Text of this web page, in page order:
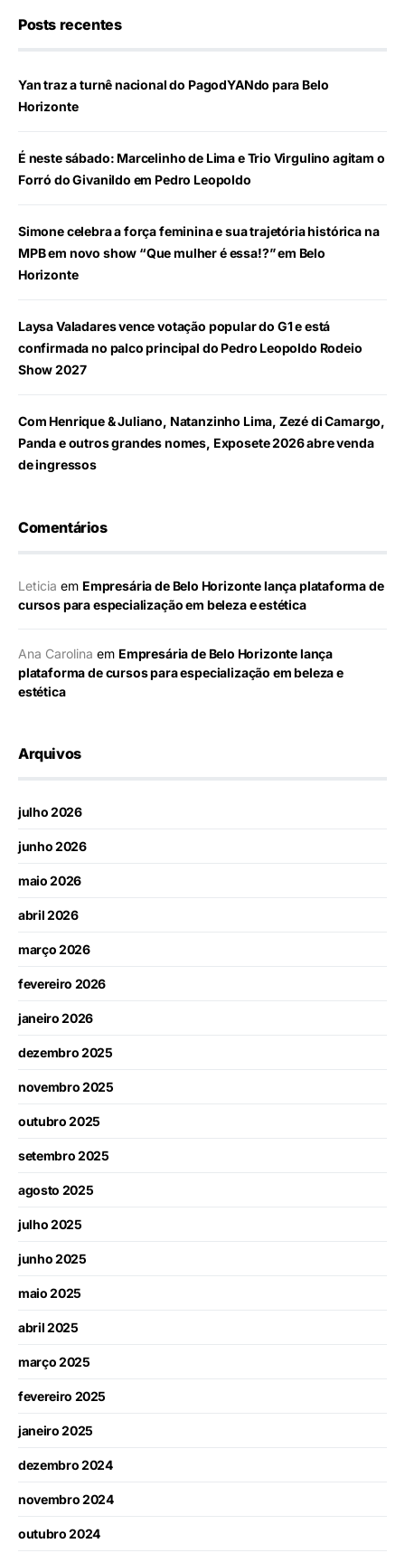
Posts recentes
Yan traz a turnê nacional do PagodYANdo para Belo
Horizonte
É neste sábado: Marcelinho de Lima e Trio Virgulino agitam o
Forró do Givanildo em Pedro Leopoldo
Simone celebra a força feminina e sua trajetória histórica na
MPB em novo show “Que mulher é essa!?” em Belo
Horizonte
Laysa Valadares vence votação popular do G1 e está
confirmada no palco principal do Pedro Leopoldo Rodeio
Show 2027
Com Henrique & Juliano, Natanzinho Lima, Zezé di Camargo,
Panda e outros grandes nomes, Exposete 2026 abre venda
de ingressos
Comentários
Leticia em Empresária de Belo Horizonte lança plataforma de
cursos para especialização em beleza e estética
Ana Carolina em Empresária de Belo Horizonte lança
plataforma de cursos para especialização em beleza e
estética
Arquivos
julho 2026
junho 2026
maio 2026
abril 2026
março 2026
fevereiro 2026
janeiro 2026
dezembro 2025
novembro 2025
outubro 2025
setembro 2025
agosto 2025
julho 2025
junho 2025
maio 2025
abril 2025
março 2025
fevereiro 2025
janeiro 2025
dezembro 2024
novembro 2024
outubro 2024